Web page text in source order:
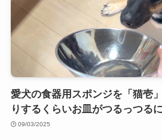
愛犬の食器用スポンジを「猫壱
りするくらいお皿がつるっつる
09/03/2025